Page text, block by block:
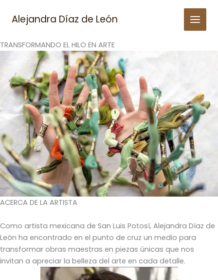
Alejandra Díaz de León
TRANSFORMANDO EL HILO EN ARTE
ACERCA DE LA ARTISTA
Como artista mexicana de San Luis Potosí, Alejandra Díaz de
León ha encontrado en el punto de cruz un medio para
transformar obras maestras en piezas únicas que nos
invitan a apreciar la belleza del arte en cada detalle.